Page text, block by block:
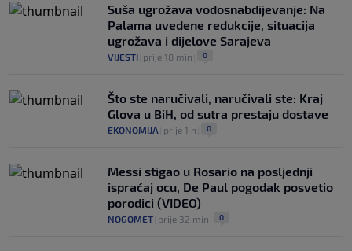
Suša ugrožava vodosnabdijevanje: Na
Palama uvedene redukcije, situacija
ugrožava i dijelove Sarajeva
VIJESTI prije 18 min 0
Što ste naručivali, naručivali ste: Kraj
Glova u BiH, od sutra prestaju dostave
EKONOMIJA prije 1 h 0
Messi stigao u Rosario na posljednji
ispraćaj ocu, De Paul pogodak posvetio
porodici (VIDEO)
NOGOMET prije 32 min 0